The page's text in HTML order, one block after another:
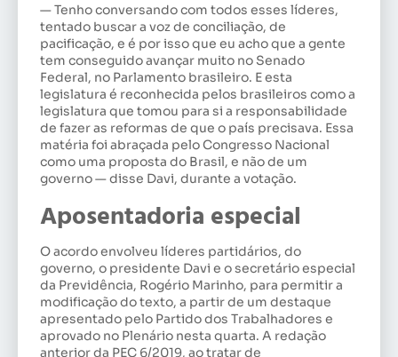
— Tenho conversando com todos esses líderes,
tentado buscar a voz de conciliação, de
pacificação, e é por isso que eu acho que a gente
tem conseguido avançar muito no Senado
Federal, no Parlamento brasileiro. E esta
legislatura é reconhecida pelos brasileiros como a
legislatura que tomou para si a responsabilidade
de fazer as reformas de que o país precisava. Essa
matéria foi abraçada pelo Congresso Nacional
como uma proposta do Brasil, e não de um
governo — disse Davi, durante a votação.
Aposentadoria especial
O acordo envolveu líderes partidários, do
governo, o presidente Davi e o secretário especial
da Previdência, Rogério Marinho, para permitir a
modificação do texto, a partir de um destaque
apresentado pelo Partido dos Trabalhadores e
aprovado no Plenário nesta quarta. A redação
anterior da PEC 6/2019, ao tratar de